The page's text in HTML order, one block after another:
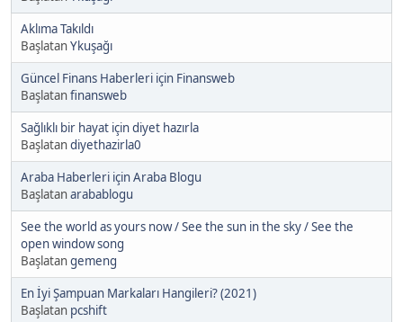
Aklıma Takıldı
BaşlatanYkuşağı
Güncel Finans Haberleri için Finansweb
Başlatanfinansweb
Sağlıklı bir hayat için diyet hazırla
Başlatandiyethazirla0
Araba Haberleri için Araba Blogu
Başlatanarabablogu
See the world as yours now / See the sun in the sky / See the
open window song
Başlatangemeng
En İyi Şampuan Markaları Hangileri? (2021)
Başlatan pcshift